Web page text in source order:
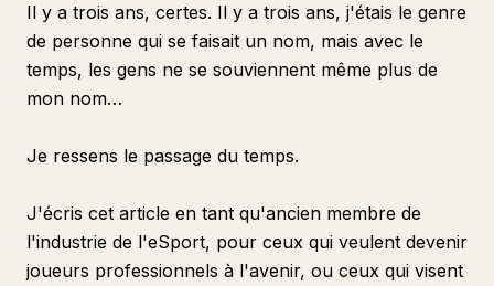
Il y a trois ans, certes. Il y a trois ans, j'étais le genre
de personne qui se faisait un nom, mais avec le
temps, les gens ne se souviennent même plus de
mon nom…
Je ressens le passage du temps.
J'écris cet article en tant qu'ancien membre de
l'industrie de l'eSport, pour ceux qui veulent devenir
joueurs professionnels à l'avenir, ou ceux qui visent